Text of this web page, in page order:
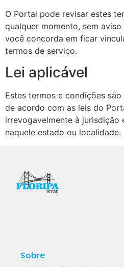
O Portal pode revisar estes
qualquer momento, sem
você concorda em ficar
termos de serviço.
Lei aplicável
Estes termos e condições
de acordo com as leis do
irrevogavelmente à jurisdição
naquele estado ou localidade.
Sobre